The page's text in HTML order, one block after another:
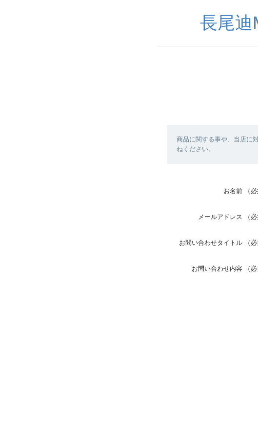
長尾迪
商品に関する事や、当店に
ねください。
お名前 （
メールアドレス （
お問い合わせタイトル （
お問い合わせ内容 （